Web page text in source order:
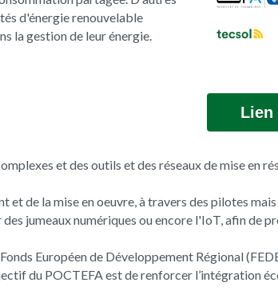
d'énergie renouvelable
la gestion de leur énergie.
Lien
et des outils et des réseaux de mise en
de la mise en oeuvre, à travers des pilotes
jumeaux numériques ou encore l'IoT, afin de
Européen de Développement Régional
du POCTEFA est de renforcer l’intégration